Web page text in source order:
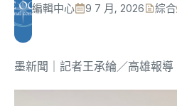
編輯中心 9 7 月, 2026 綜合
墨新聞 ｜記者王承綸／高雄報導